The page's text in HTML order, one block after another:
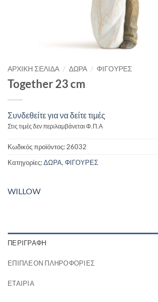
ΑΡΧΙΚΉ ΣΕΛΊΔΑ / ΔΩΡΑ / ΦΙΓΟΥΡΕΣ
Together 23 cm
Συνδεθείτε για να δείτε τιμές
Στις τιμές δεν περιλαμβάνεται Φ.Π.Α
Κωδικός προϊόντος:26032
Κατηγορίες:ΔΩΡΑ,ΦΙΓΟΥΡΕΣ
WILLOW
ΠΕΡΙΓΡΑΦΉ
ΕΠΙΠΛΈΟΝ ΠΛΗΡΟΦΟΡΊΕΣ
ΕΤΑΙΡΊΑ